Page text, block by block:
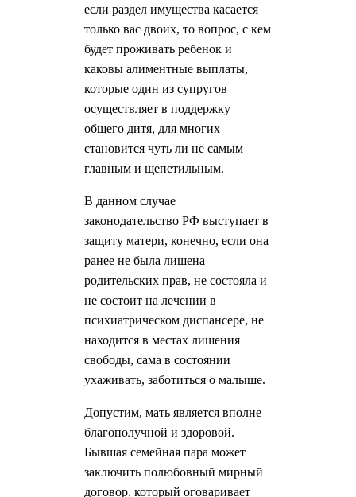
если раздел имущества касается
только вас двоих, то вопрос, с кем
будет проживать ребенок и
каковы алиментные выплаты,
которые один из супругов
осуществляет в поддержку
общего дитя, для многих
становится чуть ли не самым
главным и щепетильным.
В данном случае
законодательство РФ выступает в
защиту матери, конечно, если она
ранее не была лишена
родительских прав, не состояла и
не состоит на лечении в
психиатрическом диспансере, не
находится в местах лишения
свободы, сама в состоянии
ухаживать, заботиться о малыше.
Допустим, мать является вполне
благополучной и здоровой.
Бывшая семейная пара может
заключить полюбовный мирный
договор, который оговаривает